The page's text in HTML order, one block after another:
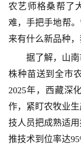
农艺师格桑帮了
难，手把手地帮
来有什么新品种
据了解，山南
株种苗送到全市
2025年，西藏深
作，紧盯农牧业
技人员把成熟适
推技术到位率达